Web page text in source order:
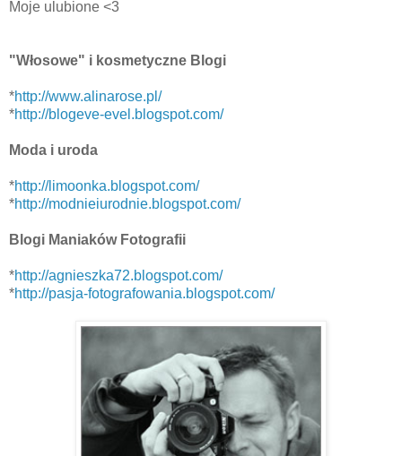
Moje ulubione <3
"Włosowe" i kosmetyczne Blogi
*http://www.alinarose.pl/
*http://blogeve-evel.blogspot.com/
Moda i uroda
*http://limoonka.blogspot.com/
*http://modnieiurodnie.blogspot.com/
Blogi Maniaków Fotografii
*http://agnieszka72.blogspot.com/
*http://pasja-fotografowania.blogspot.com/